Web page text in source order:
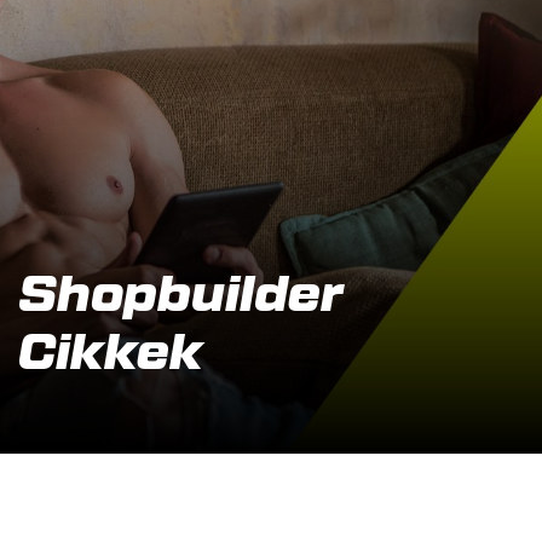
Shopbuilder
Cikkek